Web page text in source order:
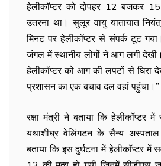
हेलीकॉप्टर को दोपहर 12 बजकर
उतरना था। सुलूर वायु यातायात
मिनट पर हेलीकॉप्टर से संपर्क टूट
जंगल में स्थानीय लोगों ने आग लगी
हेलीकॉप्टर को आग की लपटों से घिरा
प्रशासन का एक बचाव दल वहां पहुंचा।’’
रक्षा मंत्री ने बताया कि हेलीकॉप्टर
यथाशीघ्र वेलिंगटन के सैन्य अस्पताल
बताया कि इस दुर्घटना में हेलीकॉप्टर